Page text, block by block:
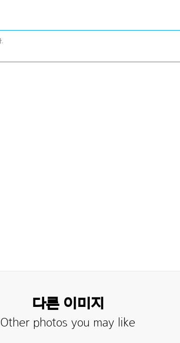
다른 이미지
Other photos you may like